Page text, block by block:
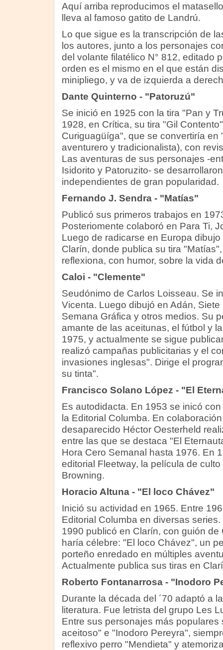
Aquí arriba reproducimos el
lleva al famoso gatito de Landrú.
Lo que sigue es la transcripción de
los autores, junto a los personajes
del volante filatélico N° 812, editado
orden es el mismo en el que están
minipliego, y va de izquierda a
Dante Quinterno - "Patoruzú"
Se inició en 1925 con la tira "Pan y
1928, en Crítica, su tira "Gil
Curiguagüíga", que se convertiría en
aventurero y tradicionalista), con
Las aventuras de sus personajes -
Isidorito y Patoruzito- se
independientes de gran popularidad.
Fernando J. Sendra - "Matías"
Publicó sus primeros trabajos en
Posteriomente colaboró en Para Ti,
Luego de radicarse en Europa
Clarín, donde publica su tira
reflexiona, con humor, sobre la vida
Caloi - "Clemente"
Seudónimo de Carlos Loisseau. Se
Vicenta. Luego dibujó en Adán,
Semana Gráfica y otros medios. Su
amante de las aceitunas, el fútbol y
1975, y actualmente se sigue
realizó campañas publicitarias y el
invasiones inglesas". Dirige el
su tinta".
Francisco Solano López - "El
Es autodidacta. En 1953 se inicó
la Editorial Columba. En
desaparecido Héctor Oesterheld
entre las que se destaca "El
Hora Cero Semanal hasta 1976. En
editorial Fleetway, la película de
Browning.
Horacio Altuna - "El loco Chávez"
Inició su actividad en 1965. Entre
Editorial Columba en diversas
1990 publicó en Clarín, con guión de
haría célebre: "El loco Chávez", un
porteño enredado en múltiples
Actualmente publica sus tiras en
Roberto Fontanarrosa - "Inodoro
Durante la década del ´70 adaptó a
literatura. Fue letrista del grupo Les
Entre sus personajes más
aceitoso" e "Inodoro Pereyra",
reflexivo perro "Mendieta" y